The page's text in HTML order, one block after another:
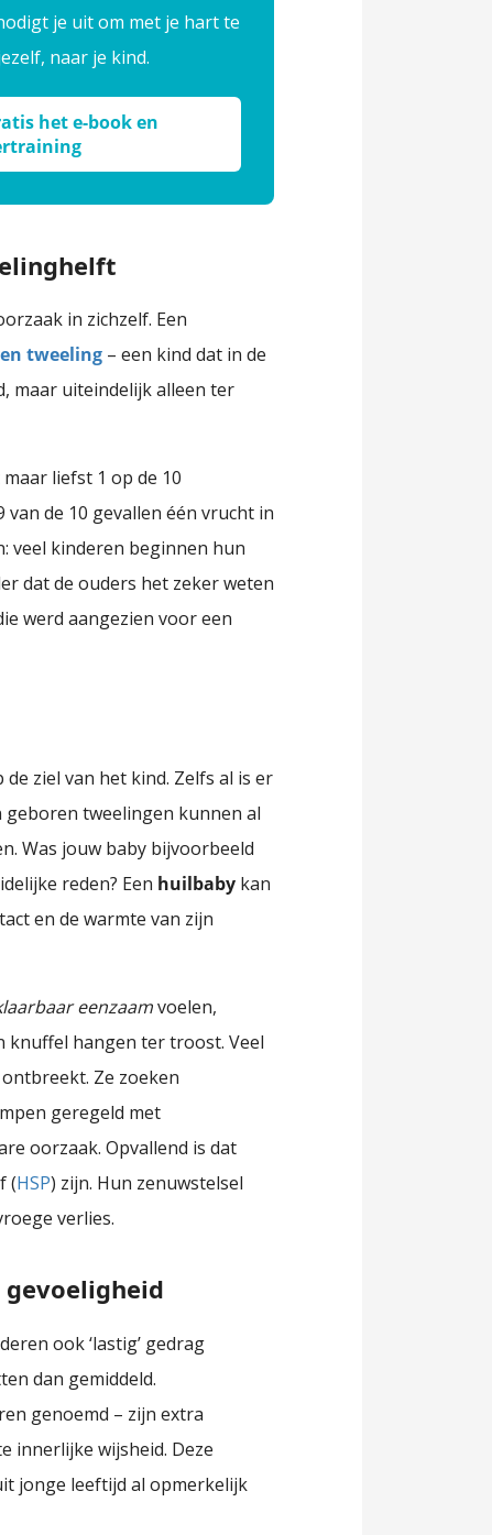
je uit om met je hart te
naar je kind.
het e-book en
in zichzelf. Een
tweeling – een kind dat in de
maar uiteindelijk alleen ter
liefst 1 op de 10
de 10 gevallen één vrucht in
veel kinderen beginnen hun
dat de ouders het zeker weten
werd aangezien voor een
ziel van het kind. Zelfs al is er
geboren tweelingen kunnen al
Was jouw baby bijvoorbeeld
reden? Een huilbaby kan
en de warmte van zijn
eenzaamvoelen,
knuffel hangen ter troost. Veel
Ze zoeken
geregeld met
oorzaak. Opvallend is dat
(HSP) zijn. Hun zenuwstelsel
verlies.
ook ‘lastig’ gedrag
dan gemiddeld.
genoemd – zijn extra
innerlijke wijsheid. Deze
jonge leeftijd al opmerkelijk